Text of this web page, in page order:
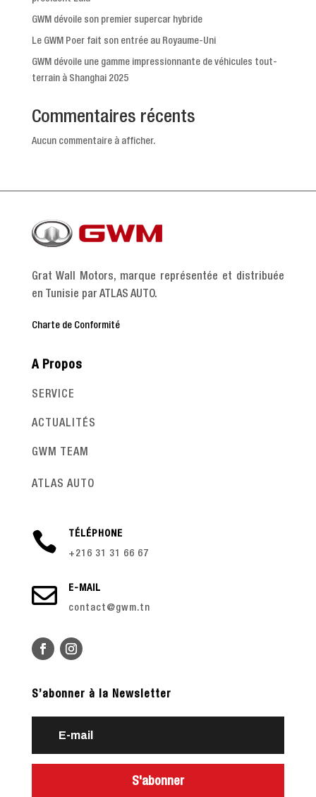
GWM dévoile son premier supercar hybride
Le GWM Poer fait son entrée au Royaume-Uni
GWM dévoile une gamme impressionnante de véhicules tout-
terrain à Shanghai 2025
Commentaires récents
Aucun commentaire à afficher.
Grat Wall Motors, marque représentée et distribuée
en Tunisie par ATLAS AUTO.
Charte de Conformité
A Propos
SERVICE
ACTUALITÉS
GWM TEAM
ATLAS AUTO
 TÉLÉPHONE
+216 31 31 66 67
 E-MAIL
contact@gwm.tn
S’abonner à la Newsletter
S'abonner